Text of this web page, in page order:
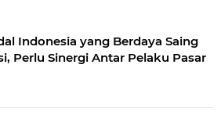
Indonesia yang Berdaya Saing
Perlu Sinergi Antar Pelaku Pasar